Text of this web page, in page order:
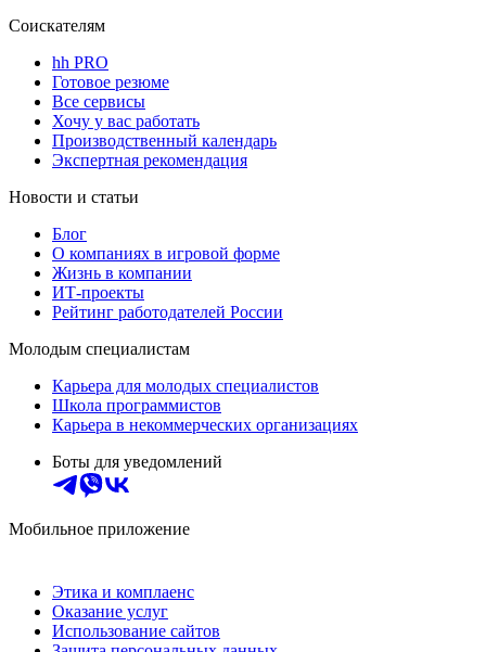
Соискателям
hh PRO
Готовое резюме
Все сервисы
Хочу у вас работать
Производственный календарь
Экспертная рекомендация
Новости и статьи
Блог
О компаниях в игровой форме
Жизнь в компании
ИТ-проекты
Рейтинг работодателей России
Молодым специалистам
Карьера для молодых специалистов
Школа программистов
Карьера в некоммерческих организациях
Боты для уведомлений
Мобильное приложение
Этика и комплаенс
Оказание услуг
Использование сайтов